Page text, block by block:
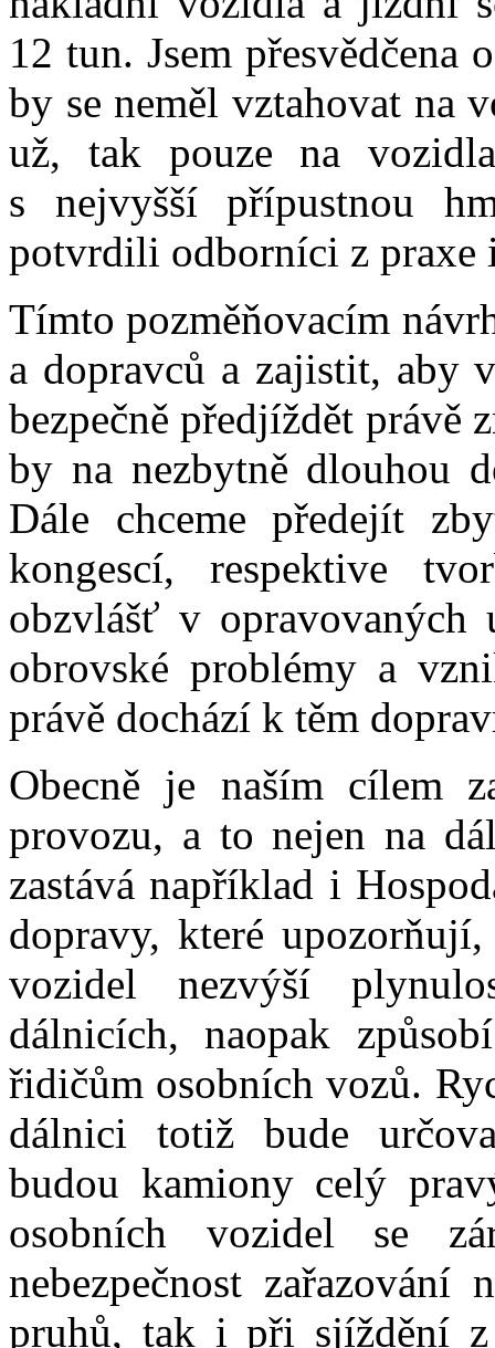
12 tun. Jsem
by se neměl vztahovat na
už, tak pouze na
s nejvyšší přípustnou
potvrdili odborníci z praxe
Tímto pozměňovacím
a dopravců a zajistit, aby
bezpečně předjíždět právě
by na nezbytně dlouhou
Dále chceme předejít
kongescí, respektive
obzvlášť v
obrovské problémy a
právě dochází k těm
Obecně je naším cílem
provozu, a to nejen na
zastává například i
dopravy, které
vozidel nezvýší
dálnicích, naopak
řidičům osobních vozů.
dálnici totiž bude
budou kamiony celý
osobních vozidel se
nebezpečnost
pruhů, tak i při sjíždění